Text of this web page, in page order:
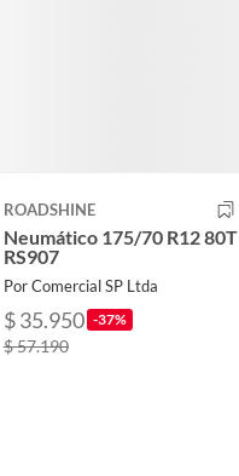
ROADSHINE
Neumático 175/70 R12 80T
RS907
Por Comercial SP Ltda
$ 35.950 -37%
$ 57.190